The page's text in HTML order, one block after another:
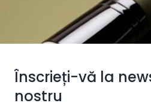
Înscrieți-vă la
nostru